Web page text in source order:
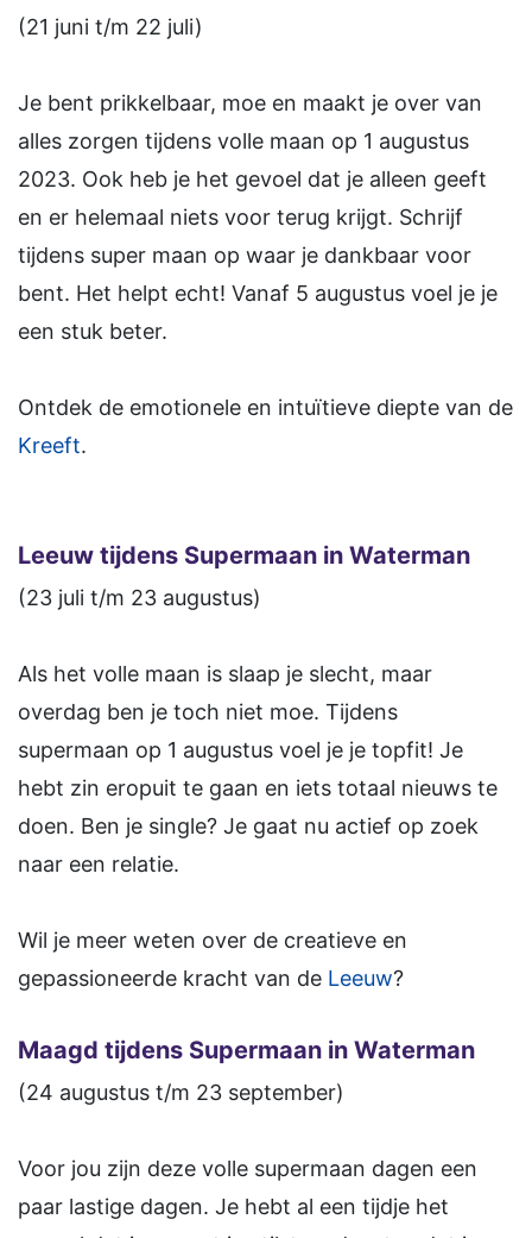
(21 juni t/m 22 juli)
Je bent prikkelbaar, moe en maakt je over van
alles zorgen tijdens volle maan op 1 augustus
2023. Ook heb je het gevoel dat je alleen geeft
en er helemaal niets voor terug krijgt. Schrijf
tijdens super maan op waar je dankbaar voor
bent. Het helpt echt! Vanaf 5 augustus voel je je
een stuk beter.
Ontdek de emotionele en intuïtieve diepte van de
Kreeft.
Leeuw tijdens Supermaan in Waterman
(23 juli t/m 23 augustus)
Als het volle maan is slaap je slecht, maar
overdag ben je toch niet moe. Tijdens
supermaan op 1 augustus voel je je topfit! Je
hebt zin eropuit te gaan en iets totaal nieuws te
doen. Ben je single? Je gaat nu actief op zoek
naar een relatie.
Wil je meer weten over de creatieve en
gepassioneerde kracht van de Leeuw?
Maagd tijdens Supermaan in Waterman
(24 augustus t/m 23 september)
Voor jou zijn deze volle supermaan dagen een
paar lastige dagen. Je hebt al een tijdje het